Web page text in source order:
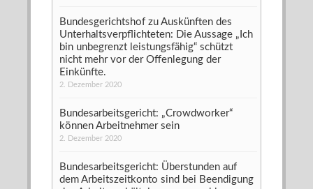
Bundesgerichtshof zu Auskünften des
Unterhaltsverpflichteten: Die Aussage „Ich
bin unbegrenzt leistungsfähig“ schützt
nicht mehr vor der Offenlegung der
Einkünfte.
2. Dezember 2020
Bundesarbeitsgericht: „Crowdworker“
können Arbeitnehmer sein
2. Dezember 2020
Bundesarbeitsgericht: Überstunden auf
dem Arbeitszeitkonto sind bei Beendigung